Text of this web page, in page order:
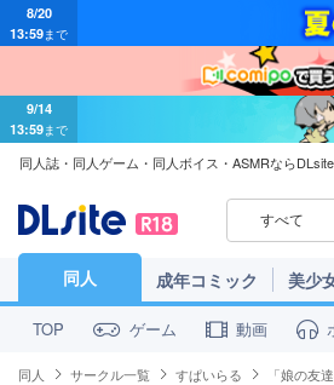
13:59まで
13:59まで
同人誌・同人ゲーム・同人ボイス・ASMRならDLsite
すべて
同人 成年コミック 美少
TOP ゲーム 動画
同人 サークル一覧 すぱいらる 「娘の友